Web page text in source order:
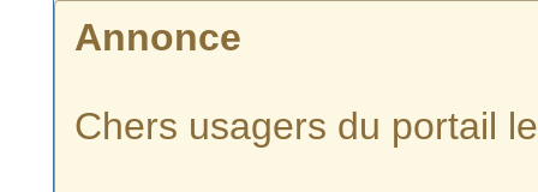
Annonce
Chers usagers du portail